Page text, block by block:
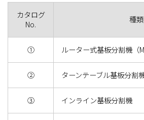
カタログ
No.
種類
① ルーター式基板分割機（
② ターンテーブル基板分割
③ インライン基板分割機